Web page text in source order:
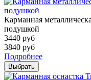
Карманная
подушкой
3440 руб
3840 руб
Подробнее
Выбрать